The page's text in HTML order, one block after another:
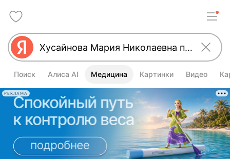
Поиск Алиса AI Медицина Картинки Видео
РЕКЛАМА